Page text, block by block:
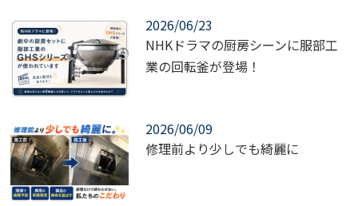
2026/06/23
NHKドラマの厨房シーンに服部工
業の回転釜が登場！
2026/06/09
修理前より少しでも綺麗に